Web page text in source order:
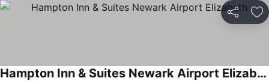
Zdieľať
Hampton Inn & Suites Newark Airport Elizabeth